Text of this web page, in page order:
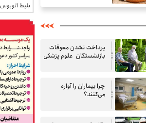
پرداخت نشدن معوقات
بازنشستگان علوم پزشکی
چرا بیماران را آواره
می‌کنند؟
بلیط اتوبوس